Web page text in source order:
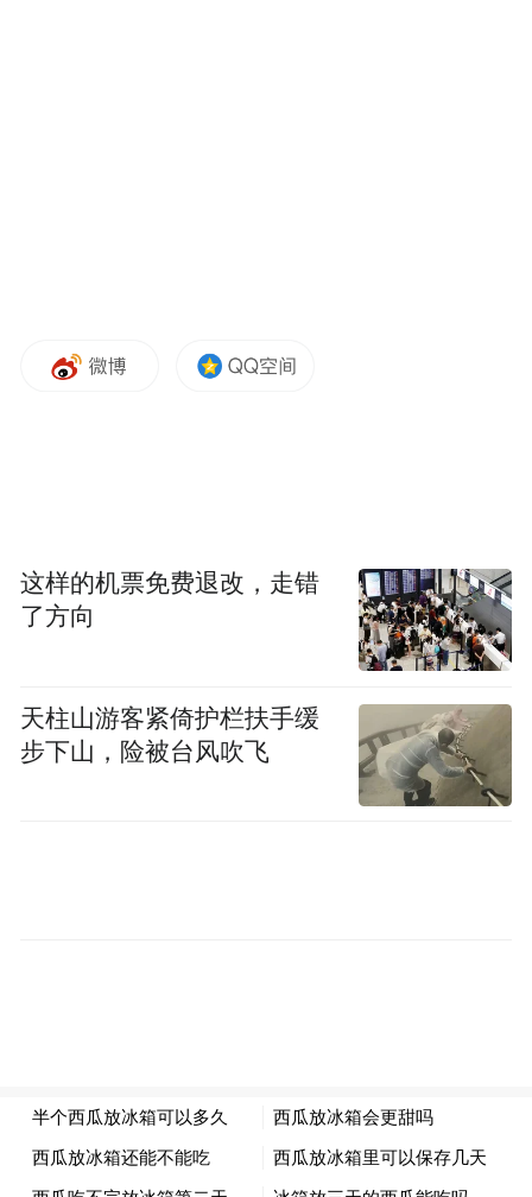
这样的机票免费退改，走错
了方向
天柱山游客紧倚护栏扶手缓
步下山，险被台风吹飞